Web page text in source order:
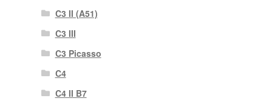
C3 II (A51)
C3 III
C3 Picasso
C4
C4 II B7